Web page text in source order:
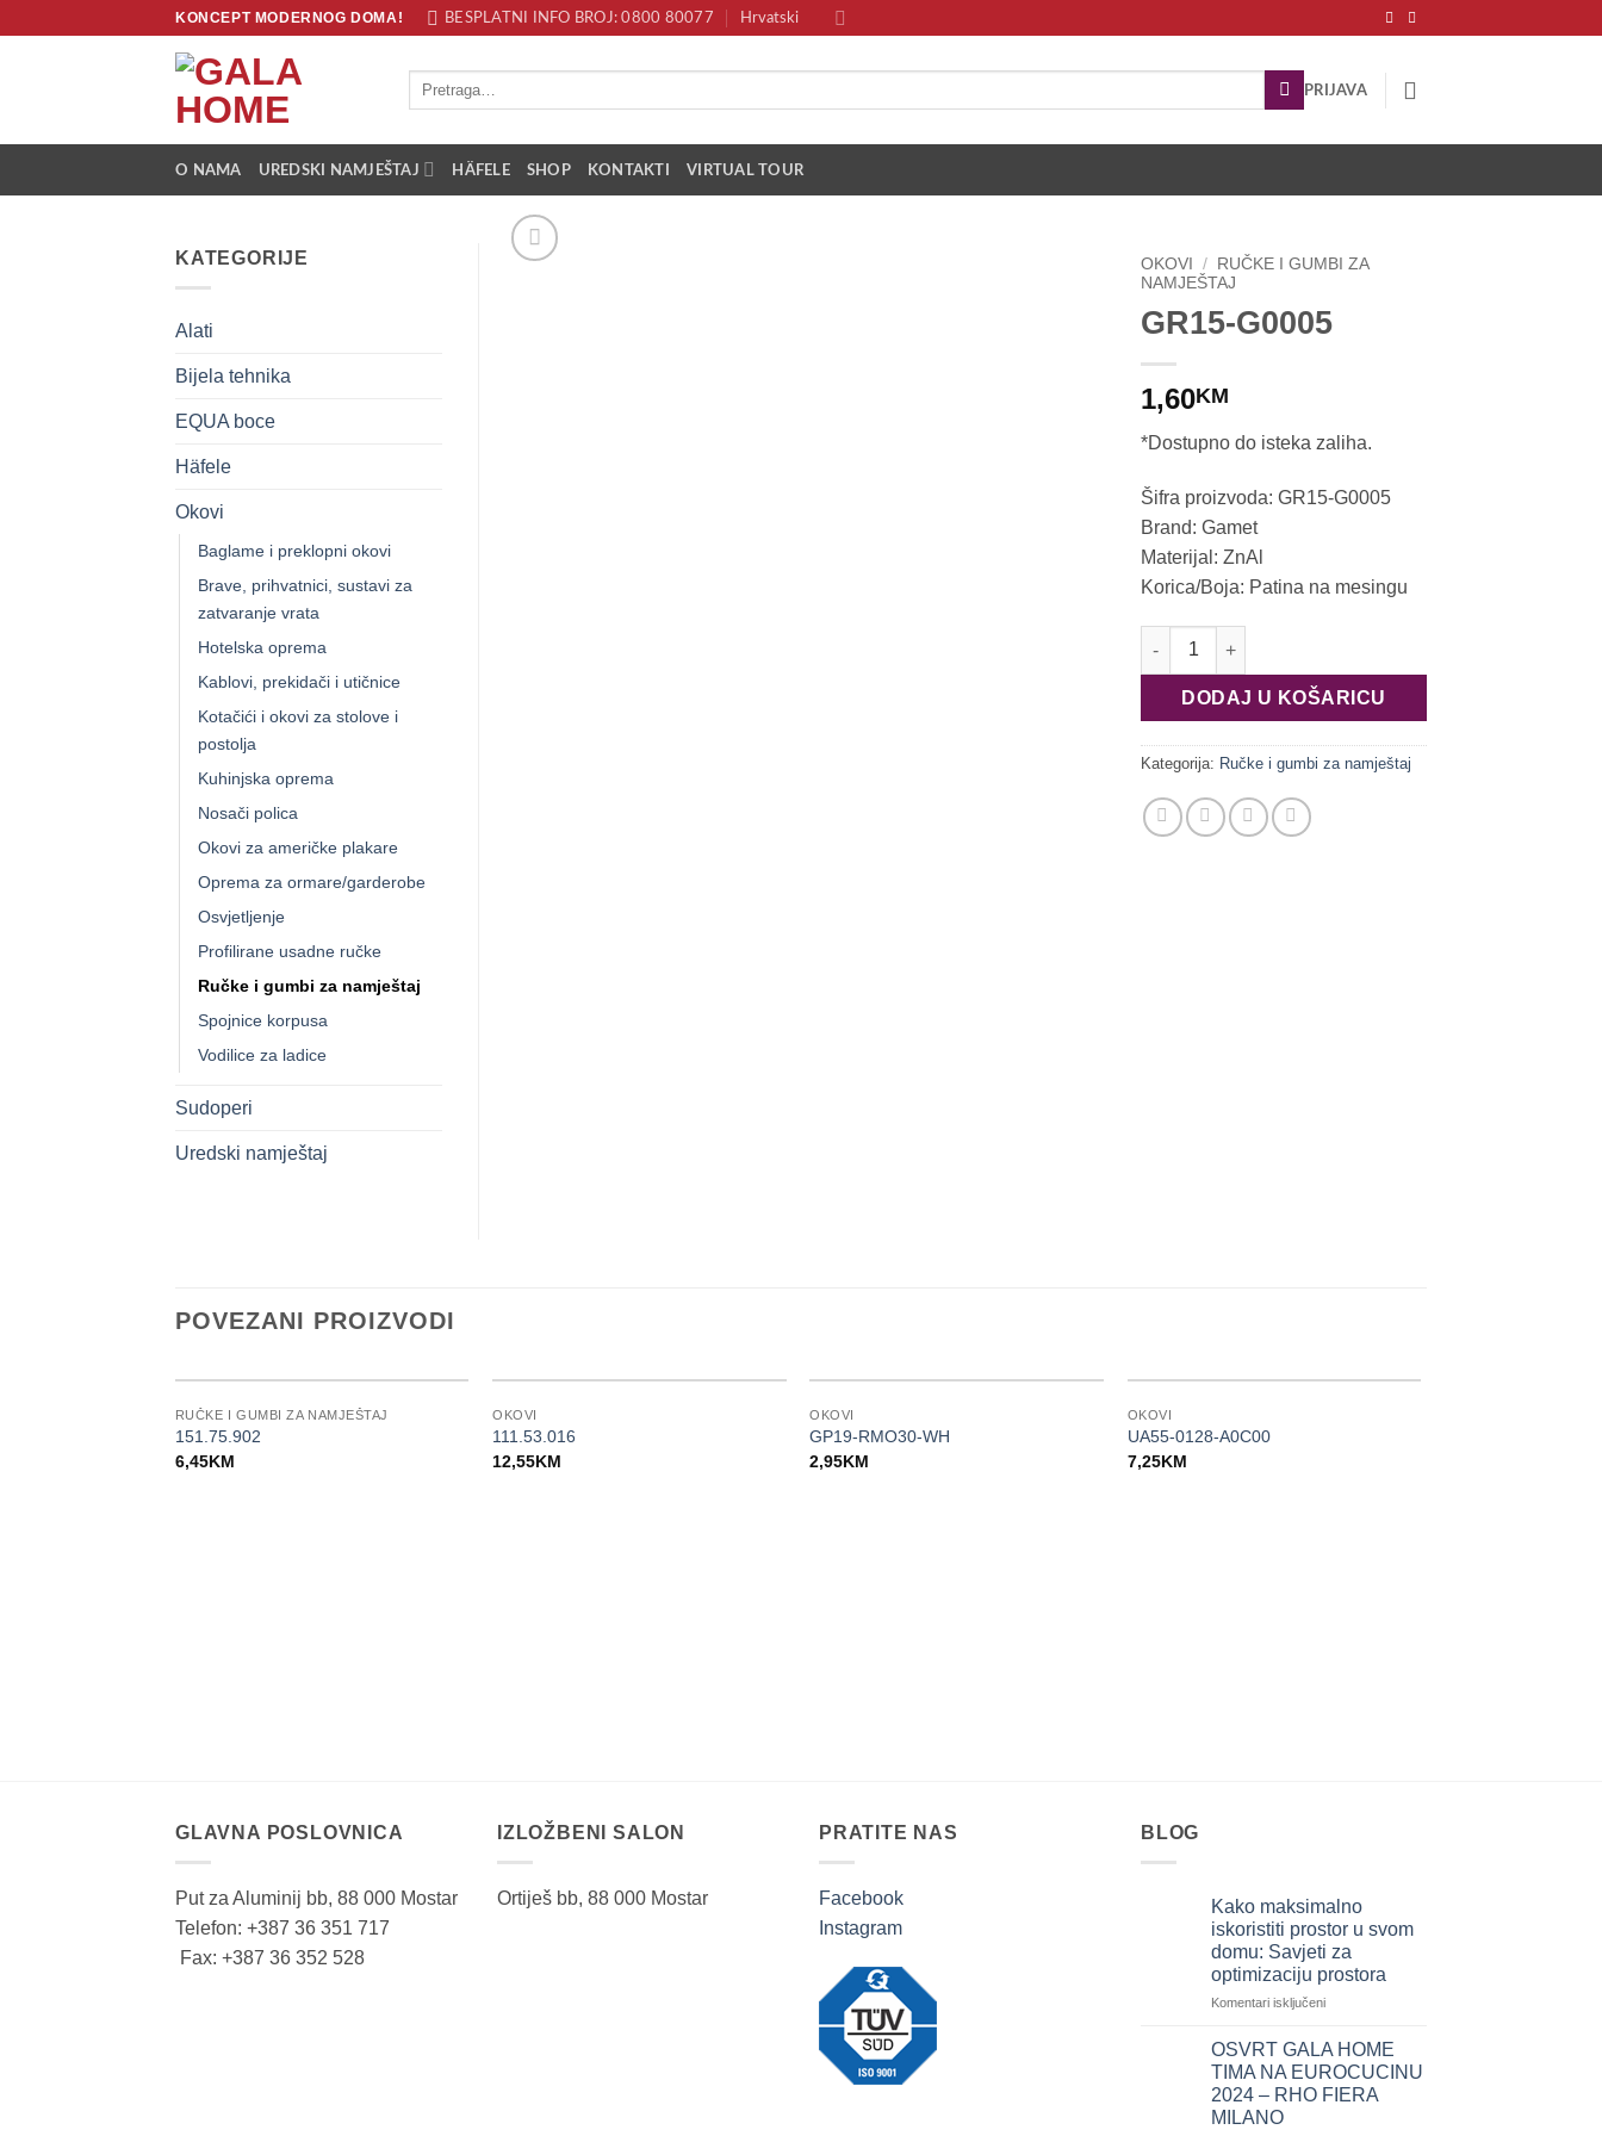
KONCEPT MODERNOG DOMA! BESPLATNI INFO BROJ: 0800 80077 Hrvatski
Pretraži:
PRIJAVA
O NAMA UREDSKI NAMJEŠTAJ HÄFELE SHOP KONTAKTI VIRTUAL TOUR
OKOVI /
RUČKE I GUMBI ZA
NAMJEŠTAJ
GR15-G0005
1,60KM
*Dostupno do isteka zaliha.
Šifra proizvoda: GR15-G0005
Brand: Gamet
Materijal: ZnAl
Korica/Boja: Patina na mesingu
GR15-G0005 količina
DODAJ U KOŠARICU
Kategorija: Ručke i gumbi za namještaj
KATEGORIJE
Alati
Bijela tehnika
EQUA boce
Häfele
Okovi
Baglame i preklopni okovi
Brave, prihvatnici, sustavi za
zatvaranje vrata
Hotelska oprema
Kablovi, prekidači i utičnice
Kotačići i okovi za stolove i
postolja
Kuhinjska oprema
Nosači polica
Okovi za američke plakare
Oprema za ormare/garderobe
Osvjetljenje
Profilirane usadne ručke
Ručke i gumbi za namještaj
Spojnice korpusa
Vodilice za ladice
Sudoperi
Uredski namještaj
POVEZANI PROIZVODI
RUČKE I GUMBI ZA NAMJEŠTAJ
151.75.902
6,45KM
OKOVI
111.53.016
12,55KM
OKOVI
GP19-RMO30-WH
2,95KM
OKOVI
UA55-0128-A0C00
7,25KM
GLAVNA POSLOVNICA
Put za Aluminij bb, 88 000 Mostar
Telefon: +387 36 351 717
Fax: +387 36 352 528
IZLOŽBENI SALON
Ortiješ bb, 88 000 Mostar
PRATITE NAS
Facebook
Instagram
BLOG
Kako maksimalno
iskoristiti prostor u svom
domu: Savjeti za
optimizaciju prostora
Komentari isključeniza
maksimalno
iskoristiti
prostor
u
OSVRT GALA HOME
TIMA NA EUROCUCINU
2024 – RHO FIERA
MILANO